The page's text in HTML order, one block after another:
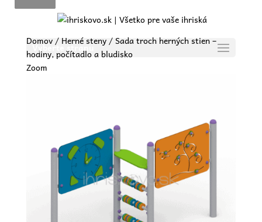
Vyberte stranu
Domov/ Herné steny/ Sada troch herných stien –
hodiny, počítadlo a bludisko
Zoom